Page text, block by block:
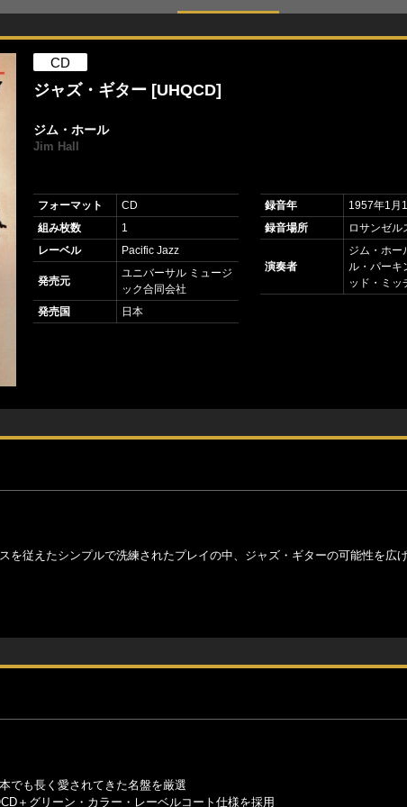
CD
ジャズ・ギター [UHQCD]
ジム・ホール
Jim Hall
フォーマット
CD
組み枚数
1
レーベル
Pacific Jazz
発売元
ユニバーサル ミュージ
ック合同会社
発売国
日本
録音年
1957年1月
録音場所
ロサンゼル
演奏者
ジム・ホー
ル・パーキ
ッド・ミッ
を従えたシンプルで洗練されたプレイの中、ジャズ・ギターの可能性を広
でも長く愛されてきた名盤を厳選
＋グリーン・カラー・レーベルコート仕様を採用